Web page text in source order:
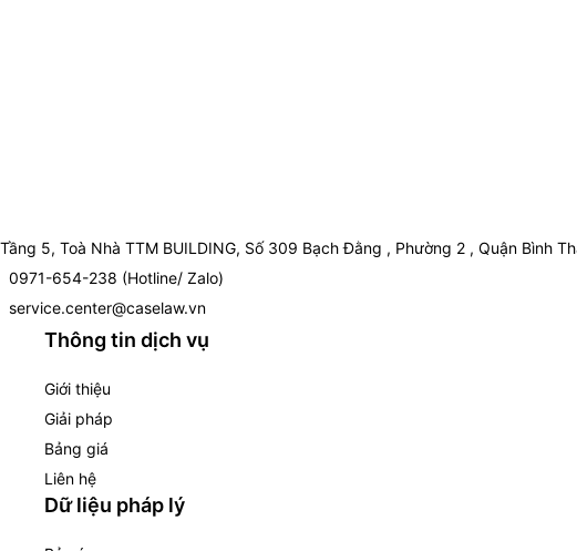
Tầng 5, Toà Nhà TTM BUILDING, Số 309 Bạch Đằng , Phường 2 , Quận Bình
0971-654-238 (Hotline/ Zalo)
service.center@caselaw.vn
Thông tin dịch vụ
Giới thiệu
Giải pháp
Bảng giá
Liên hệ
Dữ liệu pháp lý